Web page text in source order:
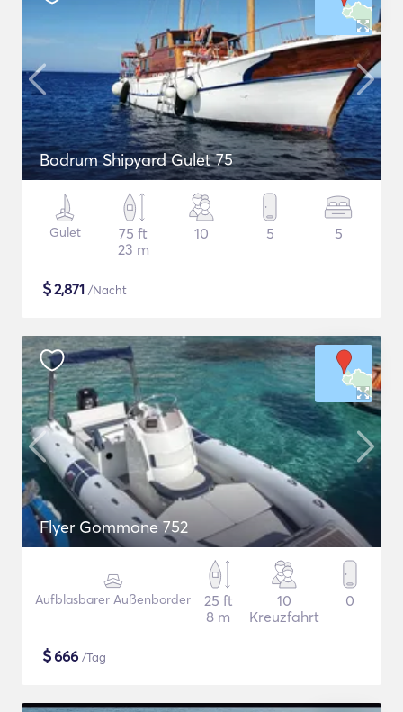
Bodrum Shipyard Gulet 75
Gulet
75 ft
23 m
10 5 5
$2,871 /Nacht
Flyer Gommone 752
Aufblasbarer Außenborder
25 ft
8 m
10
Kreuzfahrt
0
$666 /Tag